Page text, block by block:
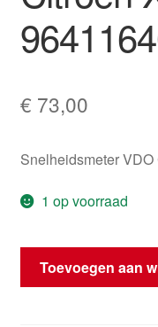
€ 73,00
Snelheidsmeter
1 op voorraad
Tachometer
Klokken
Toevoegen aan